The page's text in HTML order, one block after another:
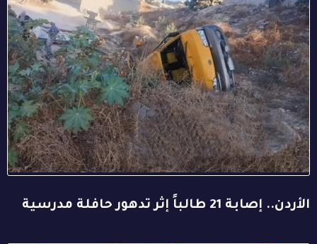
الأردن.. إصابة 21 طالباً إثر تدهور حافلة مدرسية